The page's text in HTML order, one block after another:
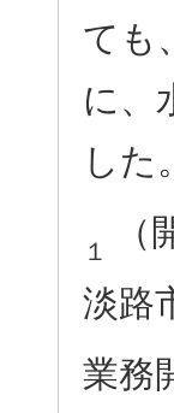
ても
に、
した
１
淡路
業務